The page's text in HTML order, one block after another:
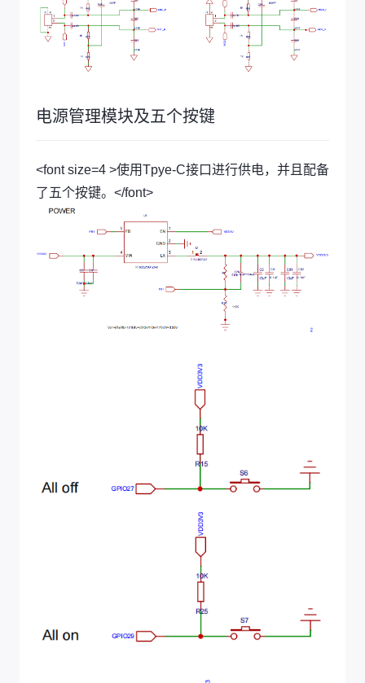
电源管理模块及五个按键
<font size=4 >使用Tpye-C接口进行供电，并且配备
了五个按键。</font>